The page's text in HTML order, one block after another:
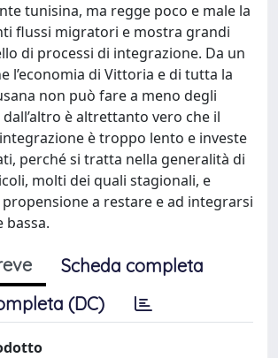
tunisina, ma regge poco e male la
flussi migratori e mostra grandi
di processi di integrazione. Da un
l’economia di Vittoria e di tutta la
non può fare a meno degli
è altrettanto vero che il
è troppo lento e investe
perché si tratta nella generalità di
molti dei quali stagionali, e
a restare e ad integrarsi
bassa.
Scheda completa
(DC)